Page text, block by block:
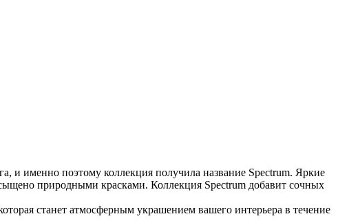
и именно поэтому коллекция получила название Spectrum. Яркие
природными красками. Коллекция Spectrum добавит сочных
станет атмосферным украшением вашего интерьера в течение